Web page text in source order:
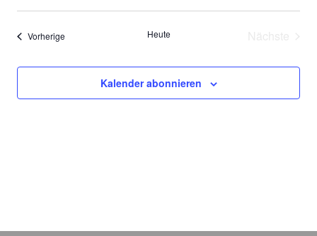
Datum
Vorherige Heute
Kalender abonnieren